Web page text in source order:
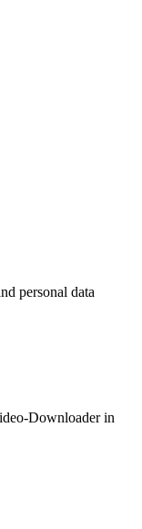
personal data
Downloader in